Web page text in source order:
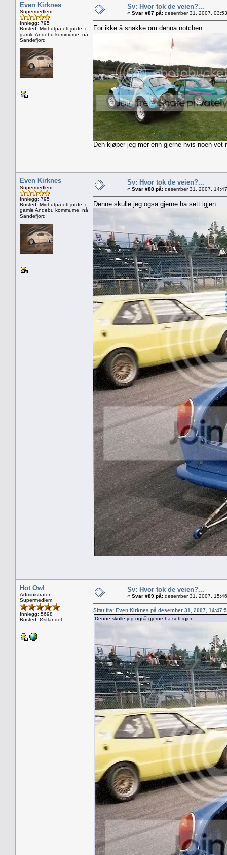
Even Kirknes
Supermedlem
Innlegg: 795
Bosted: Midt utpå ett jorde, i
gamle Andebu kommume, nå
Sandefjord
Sv: Hvor tok de veien?...
« Svar #87 på: desember 31, 2007,
For ikke å snakke om denna notchen
Den kjøper jeg mer enn gjerne hvis noen vet
Even Kirknes
Supermedlem
Innlegg: 795
Bosted: Midt utpå ett jorde, i
gamle Andebu kommume, nå
Sandefjord
Sv: Hvor tok de veien?...
« Svar #88 på: desember 31, 2007,
Denne skulle jeg også gjerne ha sett igjen
Hot Owl
Administrator
Supermedlem
Innlegg: 5698
Bosted: Østlandet
Sv: Hvor tok de veien?...
« Svar #89 på: desember 31, 2007,
Sitat fra: Even Kirknes på desember 31, 2007,
Denne skulle jeg også gjerne ha sett igjen